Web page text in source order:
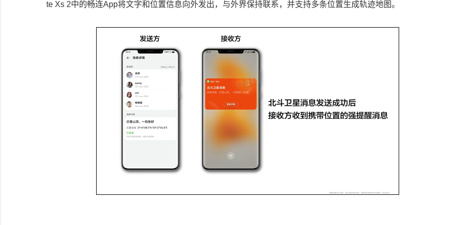
te Xs 2中的畅连App将文字和位置信息向外发出，与外界保持联系，并支持多条位置生成轨迹地图。